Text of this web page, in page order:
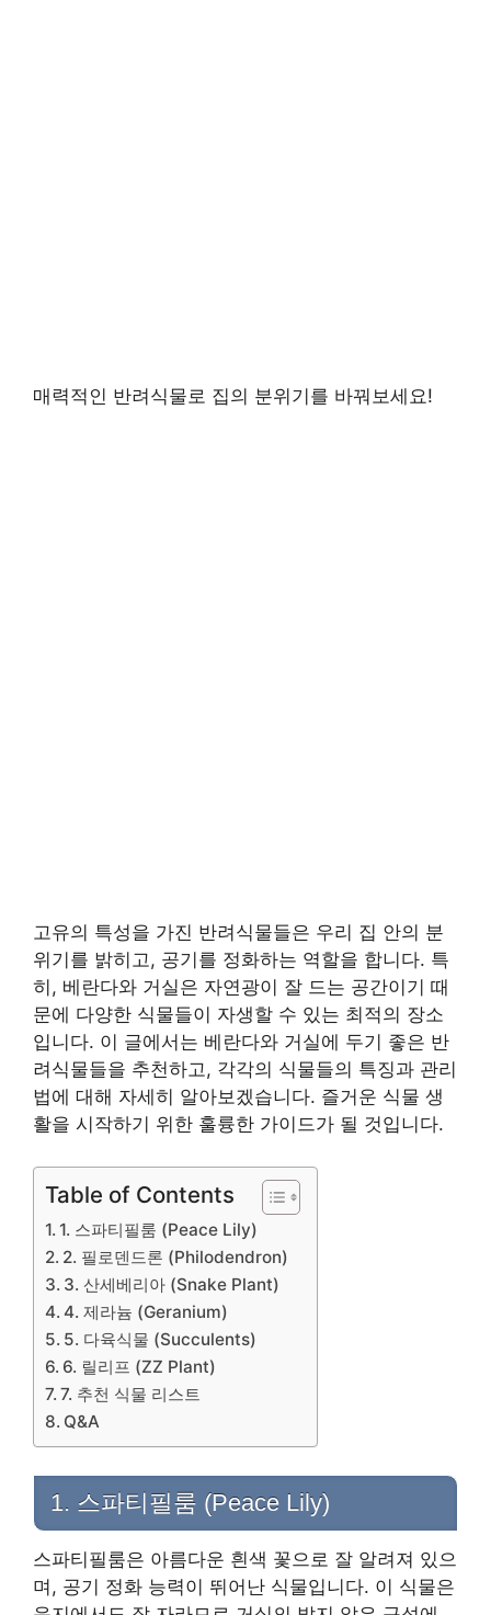
매력적인 반려식물로 집의 분위기를 바꿔보세요!
고유의 특성을 가진 반려식물들은 우리 집 안의 분
위기를 밝히고, 공기를 정화하는 역할을 합니다. 특
히, 베란다와 거실은 자연광이 잘 드는 공간이기 때
문에 다양한 식물들이 자생할 수 있는 최적의 장소
입니다. 이 글에서는 베란다와 거실에 두기 좋은 반
려식물들을 추천하고, 각각의 식물들의 특징과 관리
법에 대해 자세히 알아보겠습니다. 즐거운 식물 생
활을 시작하기 위한 훌륭한 가이드가 될 것입니다.
Table of Contents
1. 스파티필룸 (Peace Lily)
2. 필로덴드론 (Philodendron)
3. 산세베리아 (Snake Plant)
4. 제라늄 (Geranium)
5. 다육식물 (Succulents)
6. 릴리프 (ZZ Plant)
7. 추천 식물 리스트
Q&A
1. 스파티필룸 (Peace Lily)
스파티필룸은 아름다운 흰색 꽃으로 잘 알려져 있으
며, 공기 정화 능력이 뛰어난 식물입니다. 이 식물은